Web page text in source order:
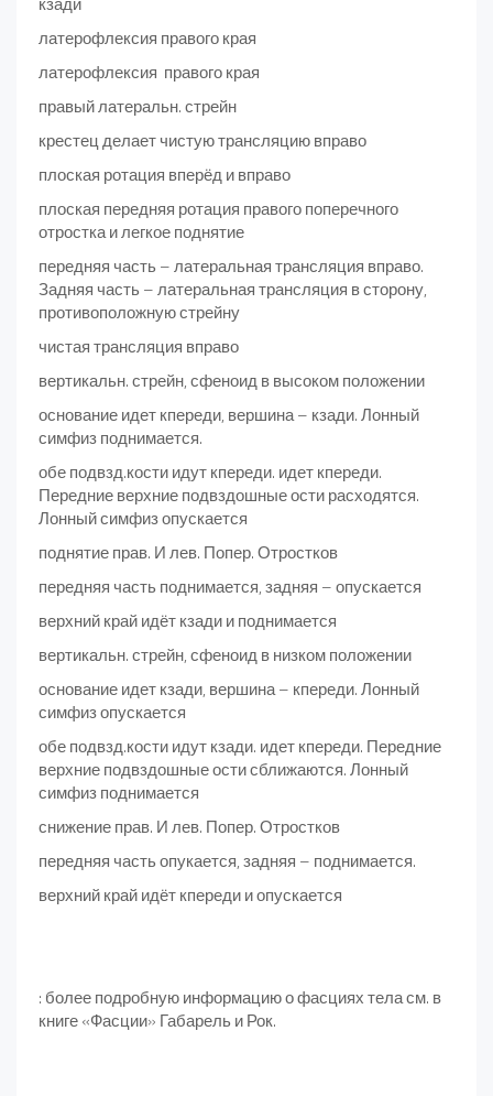
латерофлексия правого края
латерофлексия правого края
правый латеральн. стрейн
крестец делает чистую трансляцию вправо
плоская ротация вперёд и вправо
плоская передняя ротация правого поперечного
отростка и легкое поднятие
передняя часть – латеральная трансляция вправо.
Задняя часть – латеральная трансляция в сторону,
противоположную стрейну
чистая трансляция вправо
вертикальн. стрейн, сфеноид в высоком положении
основание идет кпереди, вершина – кзади. Лонный
симфиз поднимается.
обе подвзд.кости идут кпереди. идет кпереди.
Передние верхние подвздошные ости расходятся.
Лонный симфиз опускается
поднятие прав. И лев. Попер. Отростков
передняя часть поднимается, задняя – опускается
верхний край идёт кзади и поднимается
вертикальн. стрейн, сфеноид в низком положении
основание идет кзади, вершина – кпереди. Лонный
симфиз опускается
обе подвзд.кости идут кзади. идет кпереди. Передние
верхние подвздошные ости сближаются. Лонный
симфиз поднимается
снижение прав. И лев. Попер. Отростков
передняя часть опукается, задняя – поднимается.
верхний край идёт кпереди и опускается
: более подробную информацию о фасциях тела см. в
книге «Фасции» Габарель и Рок.